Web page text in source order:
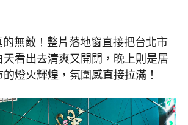
無敵！整片落地窗直接把台北市
天看出去清爽又開闊，晚上則是居
燈火輝煌，氛圍感直接拉滿！